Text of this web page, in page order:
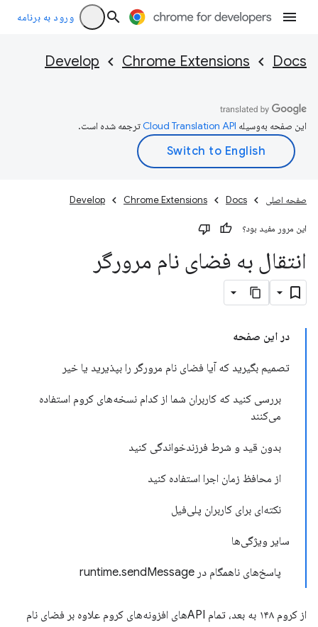
ورود به برنامه
Docs
Chrome Extensions
Develop
این صفحه به‌وسیله ترجمه شده است.
صفحه اصلی Docs
Chrome Extensions
Develop
این مرور مفید بود؟
انتقال به فضای نام مرورگر
در این صفحه
تصمیم بگیرید که آیا فضای نام مرورگر را بپذیرید یا خیر
بررسی کنید که کاربران شما از کدام نسخه‌های کروم استفاده
می‌کنند
بدون قید و شرط فرزندخواندگی کنید
از محافظ زمان اجرا استفاده کنید
نکته‌ای برای کاربران پلی‌فیل
سایر ویژگی‌ها
پاسخ‌های ناهمگام در runtime.sendMessage
از کروم ۱۴۸ به بعد، تمام APIهای افزونه‌های کروم علاوه بر فضای نام